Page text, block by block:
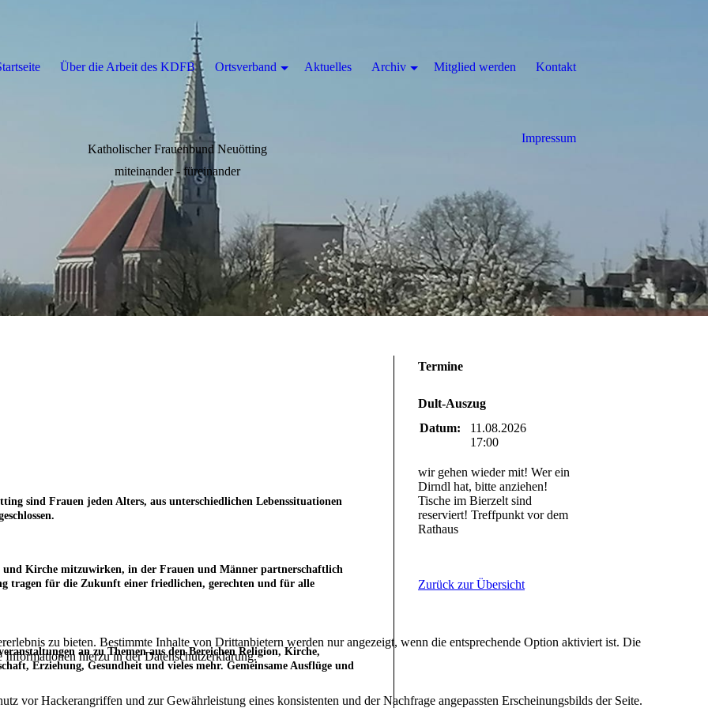
sind Frauen jeden Alters, aus unterschiedlichen Lebenssituationen
und Kirche mitzuwirken, in der Frauen und Männer partnerschaftlich
tragen für die Zukunft einer friedlichen, gerechten und für alle
an zu Themen aus den Bereichen Religion, Kirche,
Erziehung, Gesundheit und vieles mehr. Gemeinsame Ausflüge und
Termine
Dult-Auszug
Datum:
11.08.2026
17:00
wir gehen wieder mit! Wer ein
Dirndl hat, bitte anziehen!
Tische im Bierzelt sind
reserviert! Treffpunkt vor dem
Rathaus
Zurück zur Übersicht
Katholischer Frauenbund Neuötting
miteinander - füreinander
Über die Arbeit des KDFB Ortsverband Aktuelles Archiv Mitglied werden Kontakt
Impressum
zu bieten. Bestimmte Inhalte von Drittanbietern werden nur angezeigt, wenn die entsprechende Option aktiviert ist. Die
hierzu in der Datenschutzerklärung.
vor Hackerangriffen und zur Gewährleistung eines konsistenten und der Nachfrage angepassten Erscheinungsbilds der Seite.